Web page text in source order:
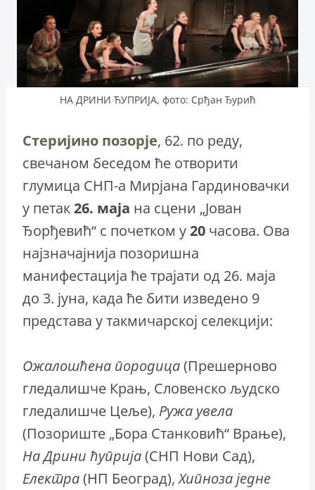
НА ДРИНИ ЋУПРИЈА, фото: Срђан Ђурић
Стеријино позорје, 62. по реду,
свечаном беседом ће отворити
глумица СНП-а Мирјана Гардиновачки
у петак26. маја на сцени „Јован
Ђорђевић“ с почетком у20 часова. Ова
најзначајнија позоришна
манифестација ће трајати од 26. маја
до 3. јуна, када ће бити изведено 9
представа у такмичарској селекцији:
Ожалошћена породица(Прешерново
гледалишче Крањ, Словенско људско
гледалишче Цеље), Ружа увела
(Позориште „Бора Станковић“ Врање),
На Дрини ћуприја(СНП Нови Сад),
Електра(НП Београд),Хипнозаједне